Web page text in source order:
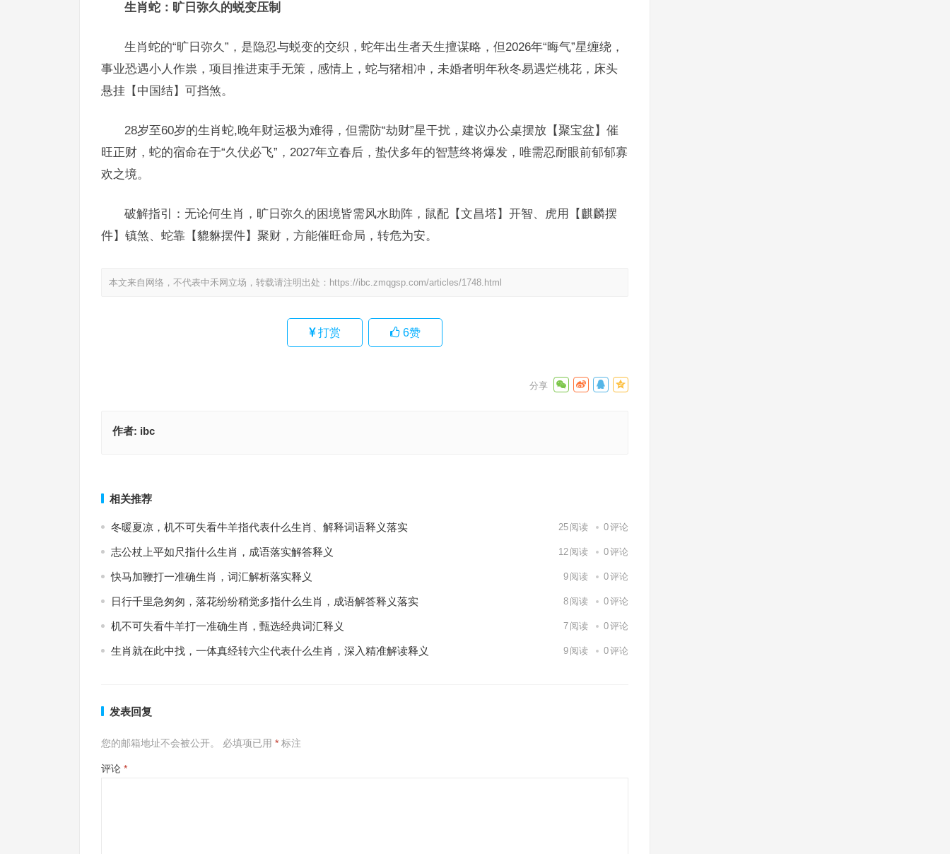
生肖蛇：旷日弥久的蜕变压制
生肖蛇的“旷日弥久”，是隐忍与蜕变的交织，蛇年出生者天生擅谋略，但2026年“晦气”星缠绕，
事业恐遇小人作祟，项目推进束手无策，感情上，蛇与猪相冲，未婚者明年秋冬易遇烂桃花，床头
悬挂【中国结】可挡煞。
28岁至60岁的生肖蛇,晚年财运极为难得，但需防“劫财”星干扰，建议办公桌摆放【聚宝盆】催
旺正财，蛇的宿命在于“久伏必飞”，2027年立春后，蛰伏多年的智慧终将爆发，唯需忍耐眼前郁郁寡
欢之境。
破解指引：无论何生肖，旷日弥久的困境皆需风水助阵，鼠配【文昌塔】开智、虎用【麒麟摆
件】镇煞、蛇靠【貔貅摆件】聚财，方能催旺命局，转危为安。
本文来自网络，不代表中禾网立场，转载请注明出处： https://ibc.zmqgsp.com/articles/1748.html
打赏 6赞
作者: ibc
相关推荐
冬暖夏凉，机不可失看牛羊指代表什么生肖、解释词语释义落实 25 阅读 0评论
志公杖上平如尺指什么生肖，成语落实解答释义 12 阅读 0评论
快马加鞭打一准确生肖，词汇解析落实释义 9 阅读 0评论
日行千里急匆匆，落花纷纷稍觉多指什么生肖，成语解答释义落实 8 阅读 0评论
机不可失看牛羊打一准确生肖，甄选经典词汇释义 7 阅读 0评论
生肖就在此中找，一体真经转六尘代表什么生肖，深入精准解读释义 9 阅读 0评论
发表回复
您的邮箱地址不会被公开。 必填项已用 * 标注
评论 *